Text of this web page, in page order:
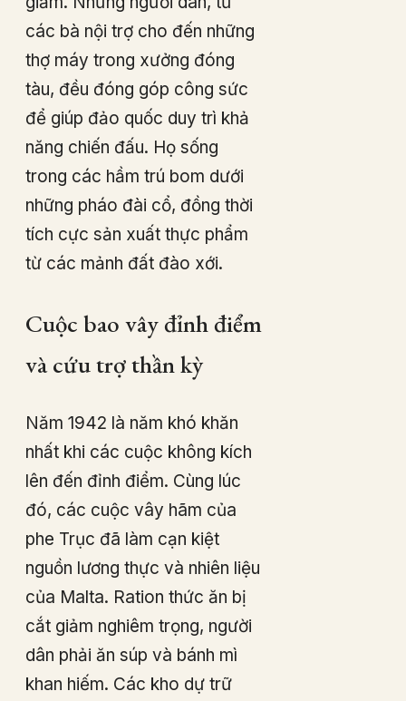
các bà nội trợ cho đến những
thợ máy trong xưởng đóng
tàu, đều đóng góp công sức
để giúp đảo quốc duy trì khả
năng chiến đấu. Họ sống
trong các hầm trú bom dưới
những pháo đài cổ, đồng thời
tích cực sản xuất thực phẩm
từ các mảnh đất đào xới.
Cuộc bao vây đỉnh điểm
và cứu trợ thần kỳ
Năm 1942 là năm khó khăn
nhất khi các cuộc không kích
lên đến đỉnh điểm. Cùng lúc
đó, các cuộc vây hãm của
phe Trục đã làm cạn kiệt
nguồn lương thực và nhiên liệu
của Malta. Ration thức ăn bị
cắt giảm nghiêm trọng, người
dân phải ăn súp và bánh mì
khan hiếm. Các kho dự trữ